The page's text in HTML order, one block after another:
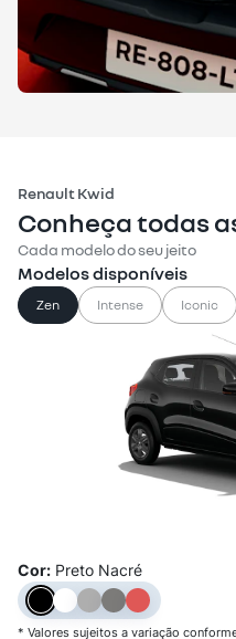
Renault Kwid
Conheça todas
Cada modelo do seu jeito
Modelos disponíveis
Zen Intense Iconic
Cor: Preto Nacré
* Valores sujeitos a variação